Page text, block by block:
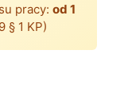
pracy: od 1
§ 1 KP)